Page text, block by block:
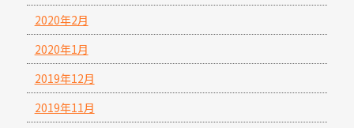
2020年2月
2020年1月
2019年12月
2019年11月